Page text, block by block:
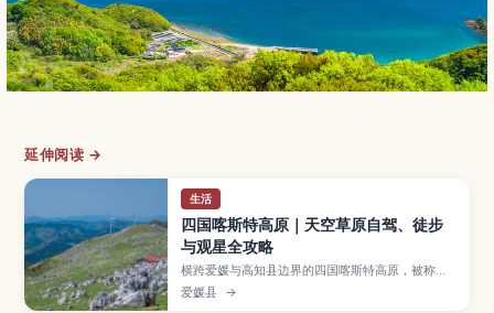
延伸阅读 →
生活
四国喀斯特高原｜天空草原自驾、徒步
与观星全攻略
横跨爱媛与高知县边界的四国喀斯特高原，被称为
“天空草原”，海拔约1,400米，广阔草地与石灰岩
奇石构成壮丽景观，也是日本著名的绝景自驾路
爱媛县 →